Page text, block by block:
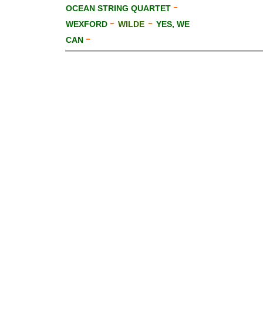
OCEAN STRING QUARTET -
WEXFORD - WILDE - YES, WE
CAN -